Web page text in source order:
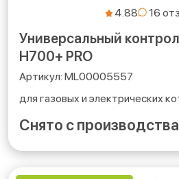
4.88
Универсальный
H700+ PRO
ML00005557
для газовых и электрических
Снято с производства